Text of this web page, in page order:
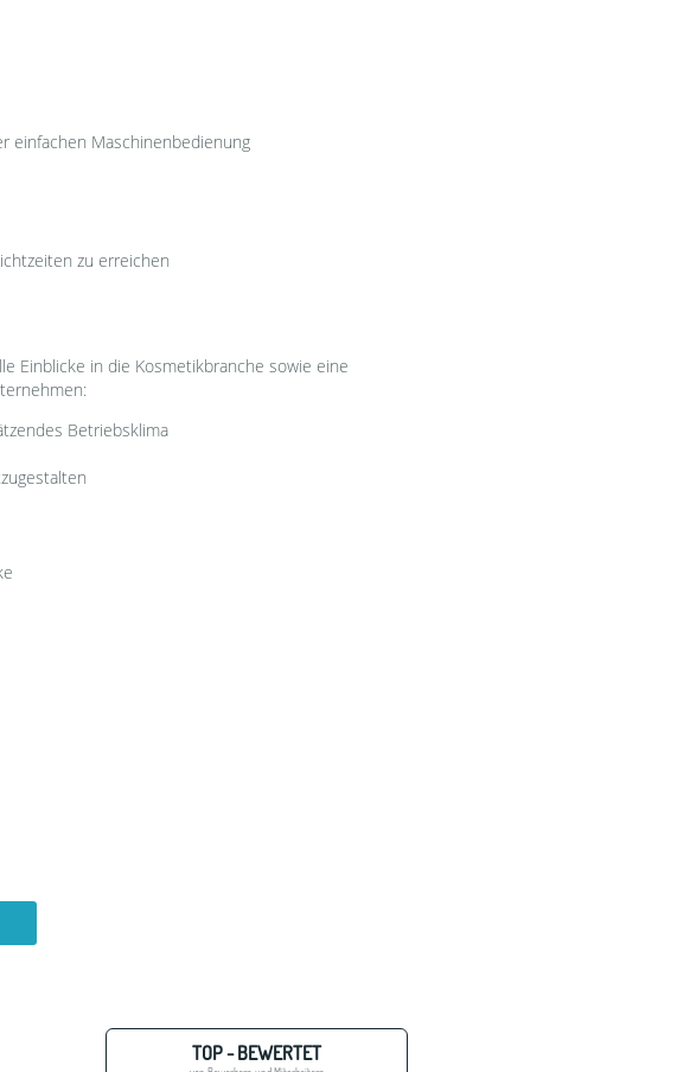
einfachen Maschinenbedienung
zu erreichen
Einblicke in die Kosmetikbranche sowie eine
Betriebsklima